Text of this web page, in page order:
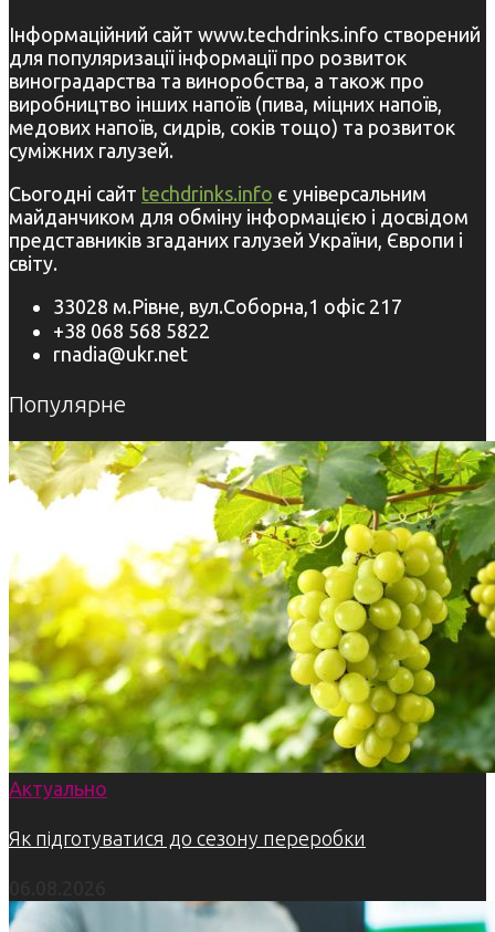
Інформаційний сайт www.techdrinks.info створений
для популяризації інформації про розвиток
виноградарства та виноробства, а також про
виробництво інших напоїв (пива, міцних напоїв,
медових напоїв, сидрів, соків тощо) та розвиток
суміжних галузей.
Сьогодні сайт techdrinks.info є універсальним
майданчиком для обміну інформацією і досвідом
представників згаданих галузей України, Європи і
світу.
33028 м.Рівне, вул.Соборна,1 офіс 217
+38 068 568 5822
rnadia@ukr.net
Популярне
Актуально
Як підготуватися до сезону переробки